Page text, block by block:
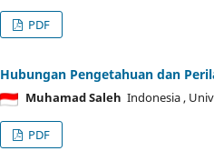
PDF
Hubungan Pengetahuan dan
Muhamad Saleh Indonesia ,
PDF